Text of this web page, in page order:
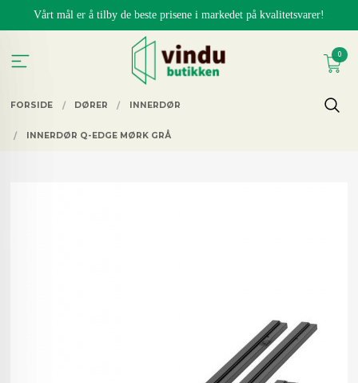
Vårt mål er å tilby de beste prisene i markedet på kvalitetsvarer!
0
FORSIDE DØRER INNERDØR
INNERDØR Q-EDGE MØRK GRÅ